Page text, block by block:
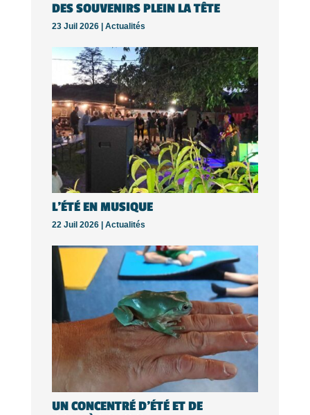
DES SOUVENIRS PLEIN LA TÊTE
23 Juil 2026 | Actualités
L’ÉTÉ EN MUSIQUE
22 Juil 2026 | Actualités
UN CONCENTRÉ D’ÉTÉ ET DE